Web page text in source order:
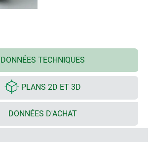
DONNÉES TECHNIQUES
PLANS 2D ET 3D
DONNÉES D'ACHAT